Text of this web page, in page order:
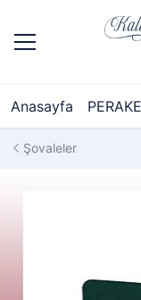
Anasayfa
Şovaleler